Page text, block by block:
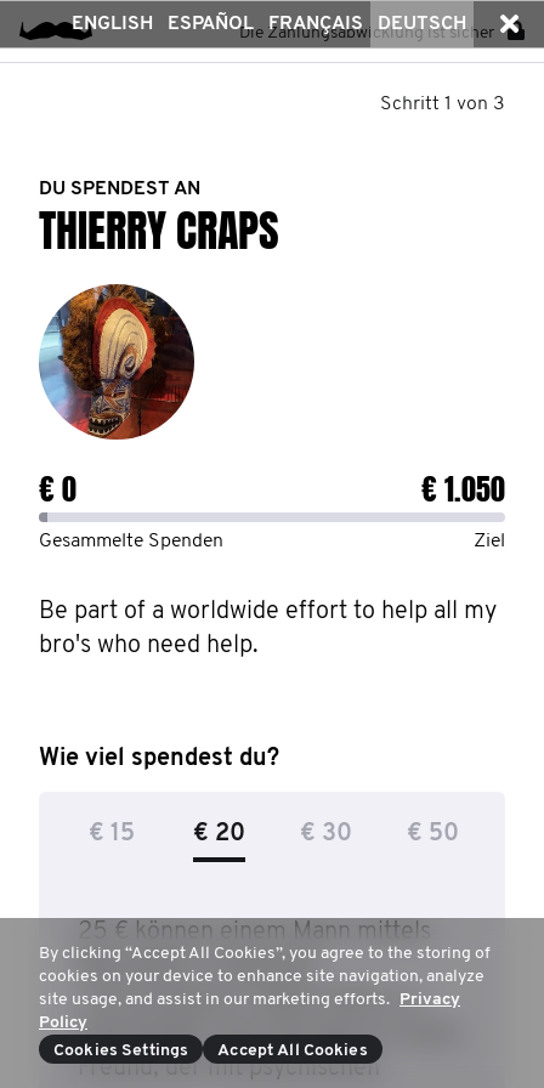
ENGLISH ESPAÑOL FRANÇAIS DEUTSCH
Die Zahlungsabwicklung ist sicher
Schritt 1 von 3
DU SPENDEST AN
THIERRY CRAPS
€ 0 € 1.050
Gesammelte Spenden Ziel
Be part of a worldwide effort to help all my
bro's who need help.
Wie viel spendest du?
€ 15 € 20 € 30 € 50
25 € können einem Mann mittels
Movember-Programm
„Conversations“ dabei helfen zu
entscheiden, wie und wann er einen
Freund, der mit psychischen
By clicking “Accept All Cookies”, you agree to the storing of
cookies on your device to enhance site navigation, analyze
site usage, and assist in our marketing efforts. Privacy
Policy
Cookies Settings
Accept All Cookies